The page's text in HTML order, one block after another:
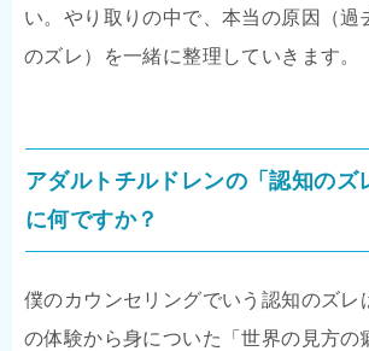
い。やり取りの中で、本当の原因（過
のズレ）を一緒に整理していきます。
アダルトチルドレンの「認知のズ
に何ですか？
僕のカウンセリングでいう認知のズレ
の体験から身についた「世界の見方の